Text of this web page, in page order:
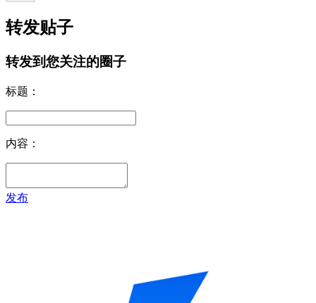
转发贴子
转发到您关注的圈子
标题：
内容：
发布